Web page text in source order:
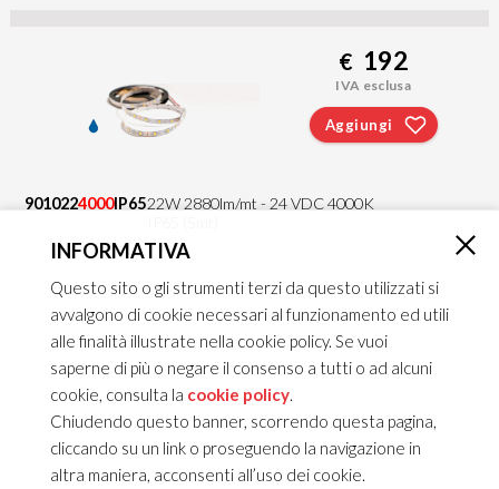
9010224000IP6522W 2880lm/mt - 24 VDC 4000K
€ 192
IVA esclusa
Aggiungi
INFORMATIVA
Questo sito o gli strumenti terzi da questo utilizzati si
avvalgono di cookie necessari al funzionamento ed utili
alle finalità illustrate nella cookie policy. Se vuoi
saperne di più o negare il consenso a tutti o ad alcuni
cookie, consulta la cookie policy.
Chiudendo questo banner, scorrendo questa pagina,
cliccando su un link o proseguendo la navigazione in
altra maniera, acconsenti all’uso dei cookie.